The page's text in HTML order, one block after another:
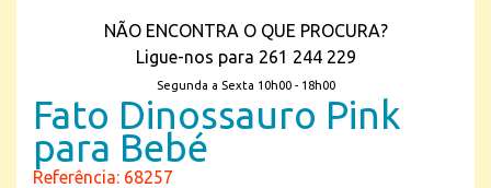
NÃO ENCONTRA O QUE PROCURA?
Ligue-nos para 261 244 229
Segunda a Sexta 10h00 - 18h00
Fato Dinossauro Pink
para Bebé
Referência: 68257